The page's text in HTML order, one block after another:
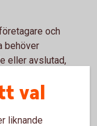
och
behöver
eller avslutad,
gäller innan du
val
liknande